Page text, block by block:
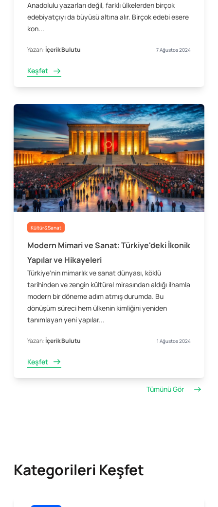
Anadolulu yazarları değil, farklı ülkelerden birçok
edebiyatçıyı da büyüsü altına alır. Birçok edebi esere
kon...
Yazan:İçerik Bulutu 7 Ağustos 2024
Keşfet
Kültür&Sanat
Modern Mimari ve Sanat: Türkiye'deki İkonik
Yapılar ve Hikayeleri
Türkiye'nin mimarlık ve sanat dünyası, köklü
tarihinden ve zengin kültürel mirasından aldığı ilhamla
modern bir döneme adım atmış durumda. Bu
dönüşüm süreci hem ülkenin kimliğini yeniden
tanımlayan yeni yapılar...
Yazan:İçerik Bulutu 1 Ağustos 2024
Keşfet
Tümünü Gör
Kategorileri Keşfet